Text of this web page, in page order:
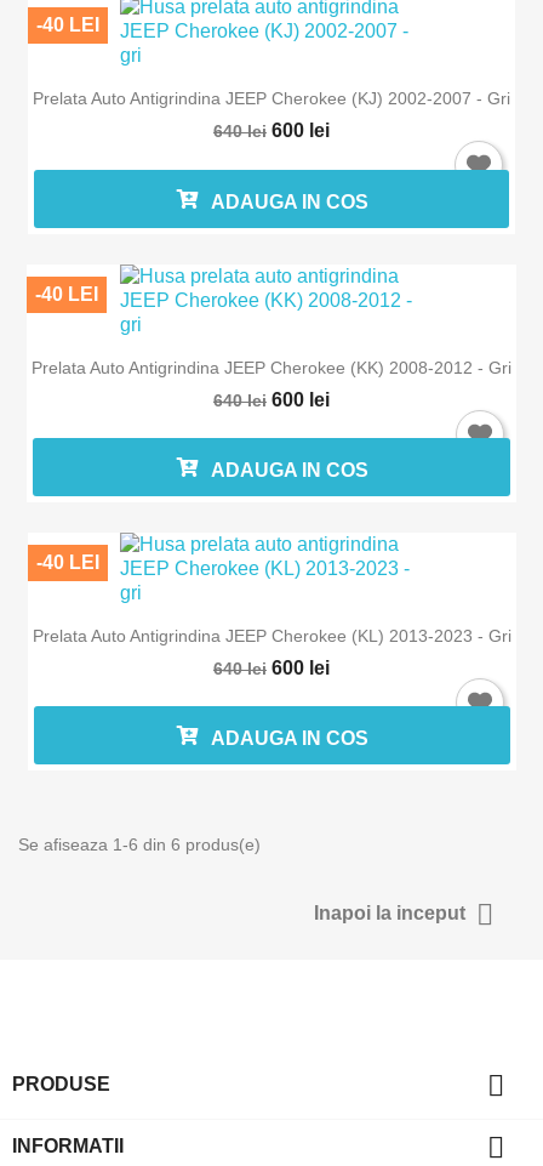
Prelata Auto Antigrindina JEEP Cherokee (KJ) 2002-2007 - Gri
640 lei 600 lei
-40 LEI
ADAUGA IN COS
Prelata Auto Antigrindina JEEP Cherokee (KK) 2008-2012 - Gri
640 lei 600 lei
-40 LEI
ADAUGA IN COS
Prelata Auto Antigrindina JEEP Cherokee (KL) 2013-2023 - Gri
640 lei 600 lei
-40 LEI
ADAUGA IN COS
Se afiseaza 1-6 din 6 produs(e)
Inapoi la inceput 
PRODUSE 
INFORMATII 
Intra in cont
Trebuie sa fi logat in contul de client pentru a salva produse in
Anuleaza